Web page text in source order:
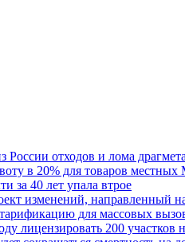
отходов и лома
в 20% для товаров
за 40 лет упала втрое
изменений, направленный
для массовых
лицензировать 200 участков